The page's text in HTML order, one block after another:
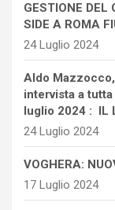
GESTIONE DEL
SIDE A ROMA
24 Luglio 2024
Aldo
intervista a
luglio 2024 : IL
24 Luglio 2024
VOGHERA:
17 Luglio 2024